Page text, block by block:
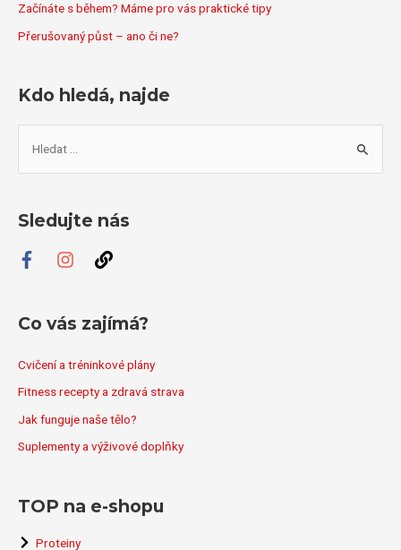
Začínáte s během? Máme pro vás praktické tipy
Přerušovaný půst – ano či ne?
Kdo hledá, najde
d
p
Sledujte nás
Co vás zajímá?
Cvičení a tréninkové plány
Fitness recepty a zdravá strava
Jak funguje naše tělo?
Suplementy a výživové doplňky
TOP na e-shopu
Proteiny